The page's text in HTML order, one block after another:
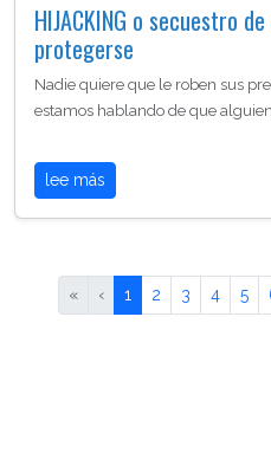
HIJACKING o secuestro
protegerse
Nadie quiere que le roben sus
estamos hablando de que alguien
lee más
« ‹ 1 2 3 4 5